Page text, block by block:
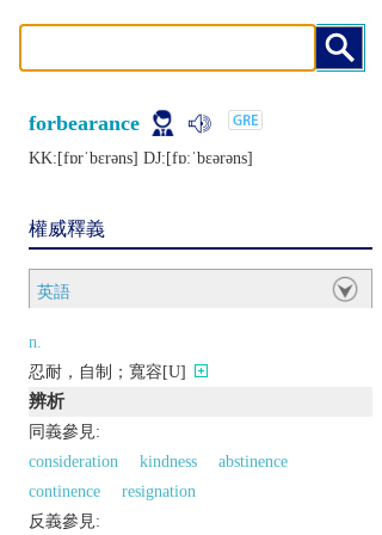
forbearance
KK:[fɒrˈbɛrǝns] DJ:[fɒːˈbɛǝrǝns]
權威釋義
英語
n.
忍耐，自制；寬容[U]
辨析
同義參見:
consideration
kindness
abstinence
continence
resignation
反義參見: